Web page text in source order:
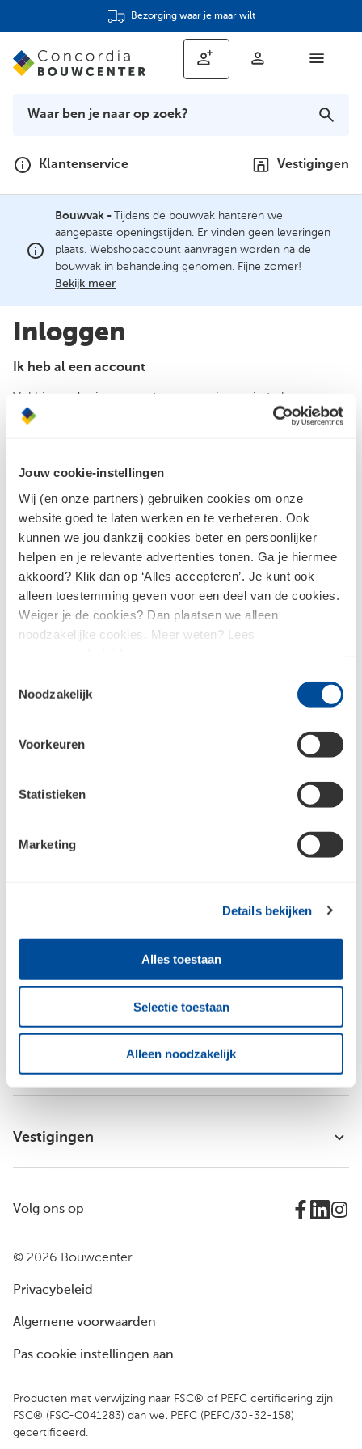
Jouw cookie-instellingen
Wij (en onze partners) gebruiken cookies om onze
website goed te laten werken en te verbeteren. Ook
kunnen we jou dankzij cookies beter en persoonlijker
helpen en je relevante advertenties tonen. Ga je hiermee
akkoord? Klik dan op ‘Alles accepteren’. Je kunt ook
alleen toestemming geven voor een deel van de cookies.
Weiger je de cookies? Dan plaatsen we alleen
noodzakelijke cookies. Meer weten? Lees
Noodzakelijk
Voorkeuren
Statistieken
Marketing
Details bekijken
Alles toestaan
Selectie toestaan
Alleen noodzakelijk
Bezorging waar je maar wilt
Klantenservice Vestigingen
Bouwvak -
Tijdens de bouwvak hanteren we
aangepaste openingstijden. Er vinden geen leveringen
plaats. Webshopaccount aanvragen worden na de
bouwvak in behandeling genomen. Fijne zomer!
Bekijk meer
Inloggen
Ik heb al een account
Vul hieronder je accountgegevens in om in te loggen.
Wachtwoord
Inloggen
Wachtwoord vergeten?
Nog geen account?
Als je nog geen account hebt bij Bouwcenter Concordia,
Ik heb nog geen account en wil me registreren
Bouwcenter Concordia
Vestigingen
© 2026 Bouwcenter
Privacybeleid
Algemene voorwaarden
Pas cookie instellingen aan
Volg ons op
Producten met verwijzing naar FSC® of PEFC certificering zijn
FSC® (FSC-C041283) dan wel PEFC (PEFC/30-32-158)
gecertificeerd.